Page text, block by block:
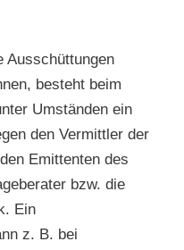
Ausschüttungen
besteht beim
Umständen ein
den Vermittler der
Emittenten des
bzw. die
Ein
z. B. bei